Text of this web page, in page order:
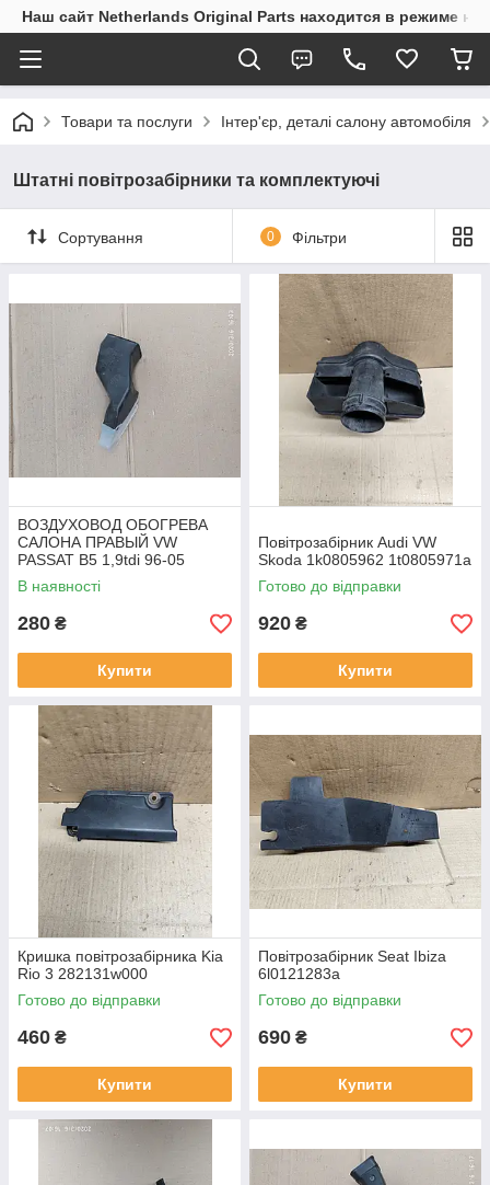
Наш сайт Netherlands Original Parts находится в режиме
Товари та послуги Інтер'єр, деталі салону автомобіля
Штатні повітрозабірники та комплектуючі
Сортування 0 Фільтри
ВОЗДУХОВОД ОБОГРЕВА
САЛОНА ПРАВЫЙ VW
PASSAT B5 1,9tdi 96-05
3B0819504
В наявності
280 ₴
Купити
Повітрозабірник Audi VW
Skoda 1k0805962 1t0805971a
Готово до відправки
920 ₴
Купити
Кришка повітрозабірника Kia
Rio 3 282131w000
Готово до відправки
460 ₴
Купити
Повітрозабірник Seat Ibiza
6l0121283a
Готово до відправки
690 ₴
Купити